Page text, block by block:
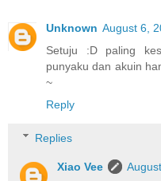
Unknown August 6,
Setuju :D paling
punyaku dan akuin
~
Reply
Replies
Xiao Vee